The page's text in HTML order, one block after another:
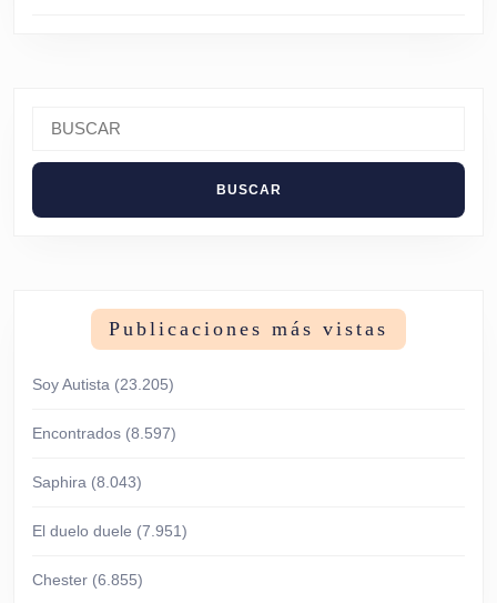
Publicaciones más vistas
Soy Autista (23.205)
Encontrados (8.597)
Saphira (8.043)
El duelo duele (7.951)
Chester (6.855)